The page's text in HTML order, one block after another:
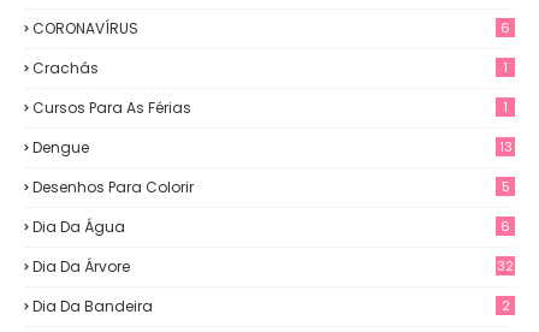
CORONAVÍRUS 6
Crachás 1
Cursos Para As Férias 1
Dengue 13
Desenhos Para Colorir 5
Dia Da Água 6
Dia Da Árvore 32
Dia Da Bandeira 2